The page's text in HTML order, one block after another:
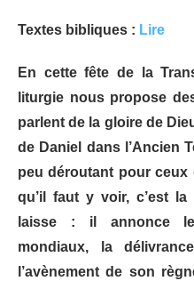
Textes bibliques : Lire
En cette fête de la
liturgie nous propose
parlent de la gloire de
de Daniel dans l’Ancien
peu déroutant pour
qu’il faut y voir, c’est
laisse : il annonce
mondiaux, la
l’avènement de son